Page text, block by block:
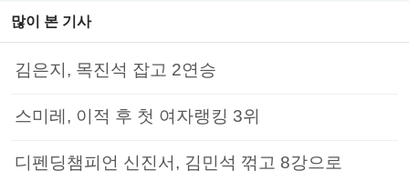
많이 본 기사
김은지, 목진석 잡고 2연승
스미레, 이적 후 첫 여자랭킹 3위
디펜딩챔피언 신진서, 김민석 꺾고 8강으로